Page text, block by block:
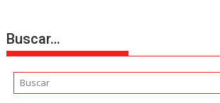
Buscar…